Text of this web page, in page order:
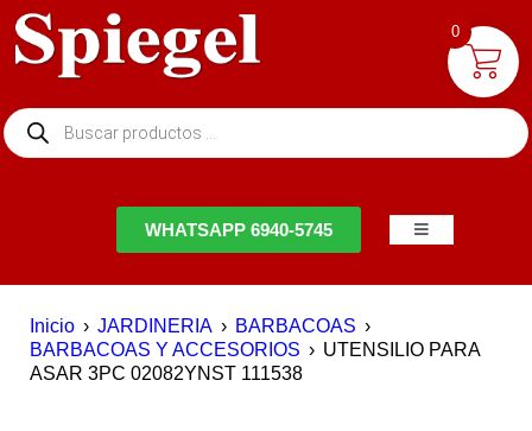
WHATSAPP 6940-5745
Inicio › JARDINERIA › BARBACOAS ›
BARBACOAS Y ACCESORIOS › UTENSILIO PARA
ASAR 3PC 02082YNST 111538
0